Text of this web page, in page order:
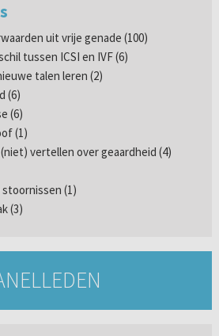
uit vrije genade (100)
tussen ICSI en IVF (6)
talen leren (2)
(6)
(6)
(1)
vertellen over geaardheid (4)
(1)
(3)